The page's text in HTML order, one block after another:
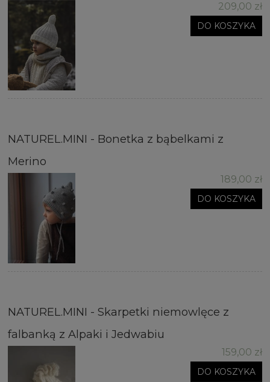
209,00 zł
DO KOSZYKA
NATUREL.MINI - Bonetka z bąbelkami z
Merino
189,00 zł
DO KOSZYKA
NATUREL.MINI - Skarpetki niemowlęce z
falbanką z Alpaki i Jedwabiu
159,00 zł
DO KOSZYKA